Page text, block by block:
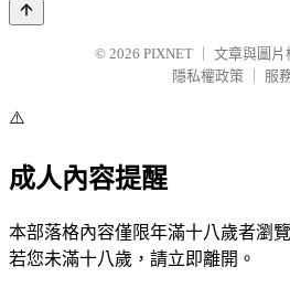
© 2026 PIXNET
文章與圖片
隱私權政策
服
⚠️
成人內容提醒
本部落格內容僅限年滿十八歲者瀏覽
若您未滿十八歲，請立即離開。